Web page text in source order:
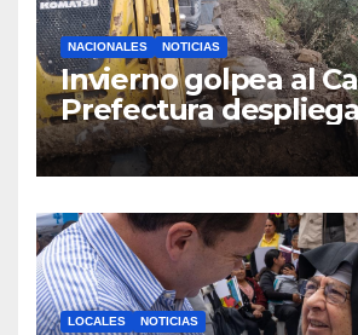
NACIONALES NOTICIAS
Invierno golpea al
Prefectura
maquinaria en toda
provincia para
LOCALES NOTICIAS